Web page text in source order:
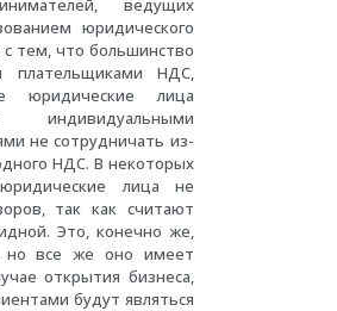
ведущих
юридического
с тем, что большинство
плательщиками НДС,
юридические лица
не сотрудничать из-
НДС. В некоторых
лица не
так как считают
Это, конечно же,
но все же оно имеет
открытия бизнеса,
будут являться